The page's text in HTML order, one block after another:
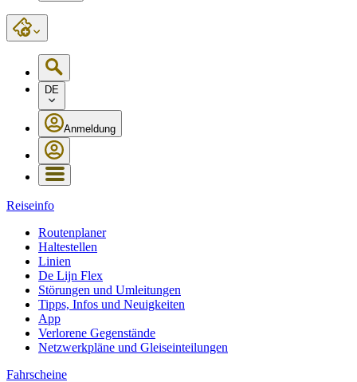
DE
Anmeldung
Reiseinfo
Routenplaner
Haltestellen
Linien
De Lijn Flex
Störungen und Umleitungen
Tipps, Infos und Neuigkeiten
App
Verlorene Gegenstände
Netzwerkpläne und Gleiseinteilungen
Fahrscheine